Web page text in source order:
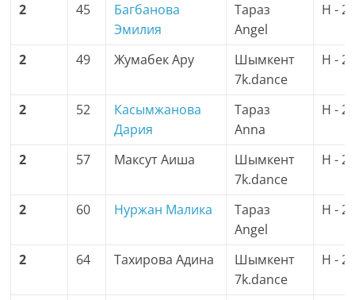
2 45
Багбанова
Эмилия
Тараз
Angel
H - 2
2 49 Жумабек Ару
Шымкент
7k.dance
H - 2
2 52
Касымжанова
Дария
Тараз
Anna
H - 2
2 57 Максут Аиша
Шымкент
7k.dance
H - 2
2 60 Нуржан Малика
Тараз
Angel
H - 2
2 64 Тахирова Адина
Шымкент
7k.dance
H - 2